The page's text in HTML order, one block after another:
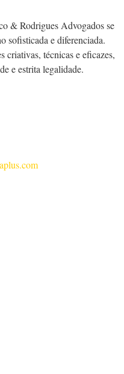
& Rodrigues Advogados se
sofisticada e diferenciada.
criativas, técnicas e eficazes,
e estrita legalidade.